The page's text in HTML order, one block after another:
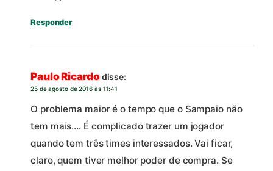
Responder
Paulo Ricardo disse:
25 de agosto de 2016 às 11:41
O problema maior é o tempo que o Sampaio não
tem mais…. É complicado trazer um jogador
quando tem três times interessados. Vai ficar,
claro, quem tiver melhor poder de compra. Se